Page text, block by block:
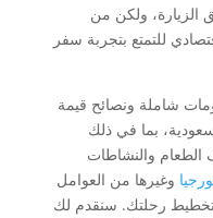
الزيارة، ولكن من
للتمتع بتجربة سفر
شاملة ونصائح قيمة
بما في ذلك
الطعام والنشاطات
وغيرها من العوامل
تخطيط رحلتك. سنقدم لك